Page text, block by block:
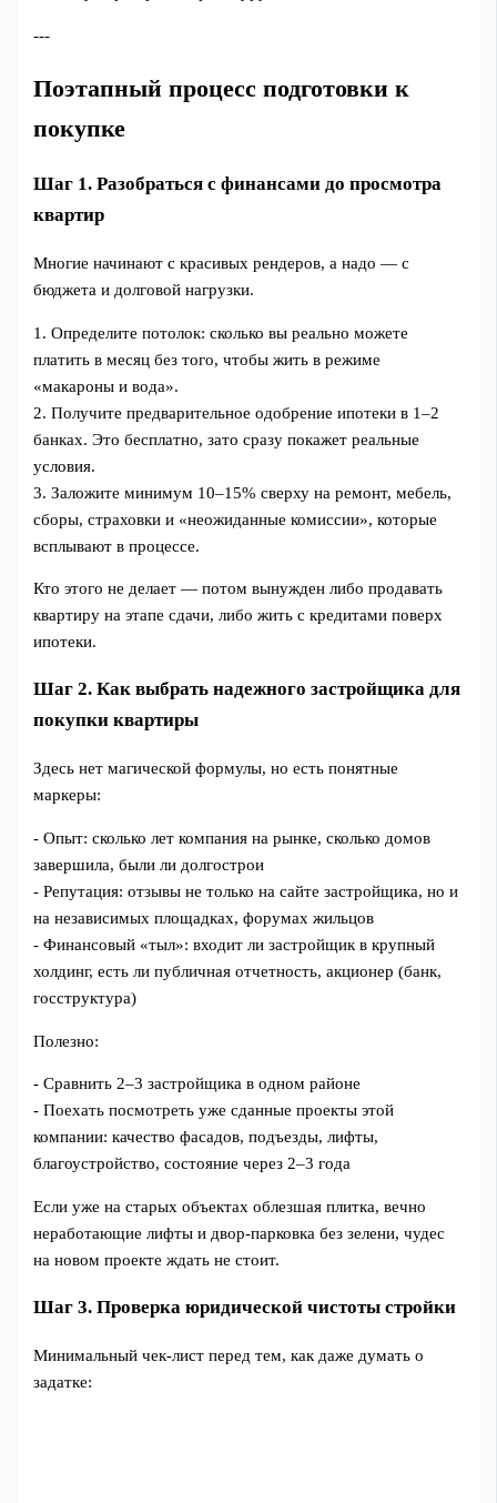
---
Поэтапный процесс подготовки к
покупке
Шаг 1. Разобраться с финансами до просмотра
квартир
Многие начинают с красивых рендеров, а надо — с
бюджета и долговой нагрузки.
1. Определите потолок: сколько вы реально можете
платить в месяц без того, чтобы жить в режиме
«макароны и вода».
2. Получите предварительное одобрение ипотеки в 1–2
банках. Это бесплатно, зато сразу покажет реальные
условия.
3. Заложите минимум 10–15% сверху на ремонт, мебель,
сборы, страховки и «неожиданные комиссии», которые
всплывают в процессе.
Кто этого не делает — потом вынужден либо продавать
квартиру на этапе сдачи, либо жить с кредитами поверх
ипотеки.
Шаг 2. Как выбрать надежного застройщика для
покупки квартиры
Здесь нет магической формулы, но есть понятные
маркеры:
- Опыт: сколько лет компания на рынке, сколько домов
завершила, были ли долгострои
- Репутация: отзывы не только на сайте застройщика, но и
на независимых площадках, форумах жильцов
- Финансовый «тыл»: входит ли застройщик в крупный
холдинг, есть ли публичная отчетность, акционер (банк,
госструктура)
Полезно:
- Сравнить 2–3 застройщика в одном районе
- Поехать посмотреть уже сданные проекты этой
компании: качество фасадов, подъезды, лифты,
благоустройство, состояние через 2–3 года
Если уже на старых объектах облезшая плитка, вечно
неработающие лифты и двор‑парковка без зелени, чудес
на новом проекте ждать не стоит.
Шаг 3. Проверка юридической чистоты стройки
Минимальный чек‑лист перед тем, как даже думать о
задатке: